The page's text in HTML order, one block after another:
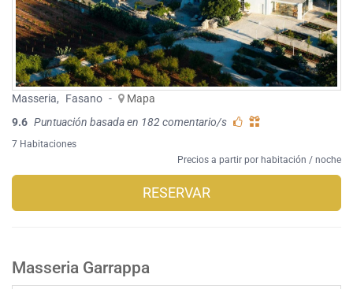
Masseria, Fasano -
Mapa
9.6 Puntuación basada en 182 comentario/s
7 Habitaciones
Precios a partir por habitación / noche
RESERVAR
Masseria Garrappa